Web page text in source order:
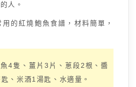
人。
的紅燒鮑魚食譜，材料簡單，
4隻、薑片3片、蔥段2根、醬
、米酒1湯匙、水適量。